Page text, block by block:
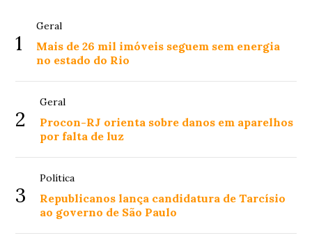
1
Geral
Mais de 26 mil imóveis seguem sem energia
no estado do Rio
2
Geral
Procon-RJ orienta sobre danos em aparelhos
por falta de luz
3
Política
Republicanos lança candidatura de Tarcísio
ao governo de São Paulo